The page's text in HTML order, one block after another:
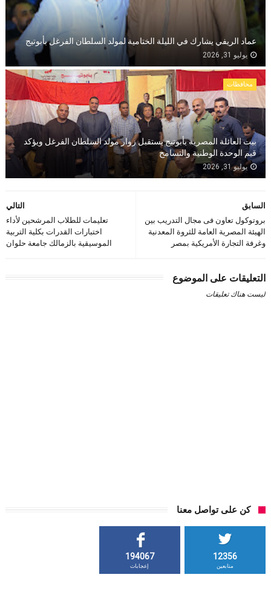
عماد الريفي يشارك في الليلة الختامية لمولد السلطان الفرغل بأبوتيج
يوليو 31, 2026
محافظات
بيت العائلة المصرية بأبوتيج يستقبل زوار مولد السلطان الفرغل ويؤكد
قيم الوحدة الوطنية والتسامح
يوليو 31, 2026
التالي
تعليمات للطلاب المرشحين لأداء
اختبارات القدرات بكلية التربية
الموسيقية بالزمالك جامعة حلوان
السابق
بروتوكول تعاون فى مجال التدريب بين
الهيئة المصرية العامة للثروة المعدنية
وغرفة التجارة الأمريكية بمصر
التعليقات على الموضوع
ليست هناك تعليقات
كن على تواصل معنا
12356
متابعين
194067
إعجابات